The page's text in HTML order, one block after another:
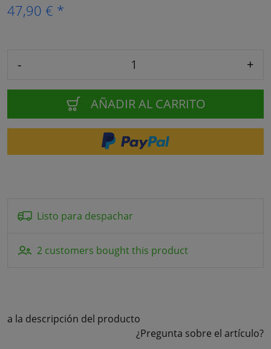
47,90 € *
- +
AÑADIR AL CARRITO
Listo para despachar
2 customers bought this product
a la descripción del producto
¿Pregunta sobre el artículo?